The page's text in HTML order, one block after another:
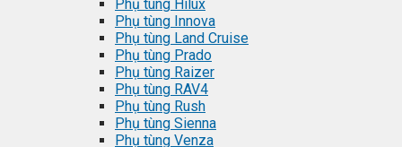
Phụ tùng Hilux
Phụ tùng Innova
Phụ tùng Land Cruise
Phụ tùng Prado
Phụ tùng Raizer
Phụ tùng RAV4
Phụ tùng Rush
Phụ tùng Sienna
Phụ tùng Venza